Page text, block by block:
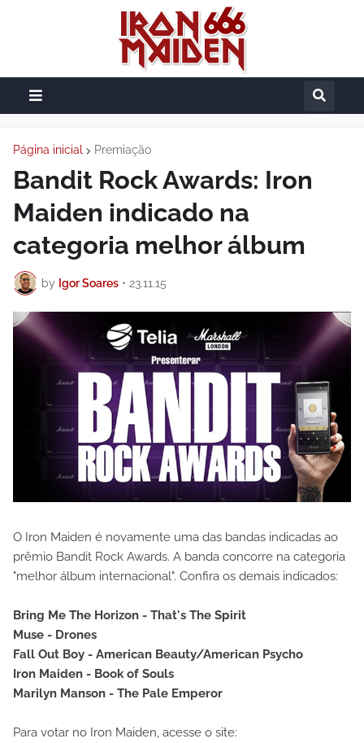
Página inicial Premiação
Bandit Rock Awards: Iron
Maiden indicado na
categoria melhor álbum
by Igor Soares • 23.11.15
O Iron Maiden é novamente uma das bandas indicadas ao
prêmio Bandit Rock Awards. A banda concorre na categoria
"melhor álbum internacional". Confira os demais indicados:
Bring Me The Horizon - That's The Spirit
Muse - Drones
Fall Out Boy - American Beauty/American Psycho
Iron Maiden - Book of Souls
Marilyn Manson - The Pale Emperor
Para votar no Iron Maiden, acesse o site: